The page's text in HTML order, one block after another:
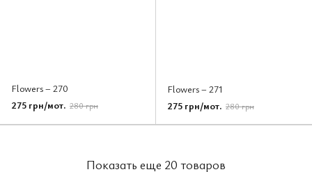
Flowers – 270
275 грн/мот. 280 грн
Flowers – 271
275 грн/мот. 280 грн
Показать еще 20 товаров